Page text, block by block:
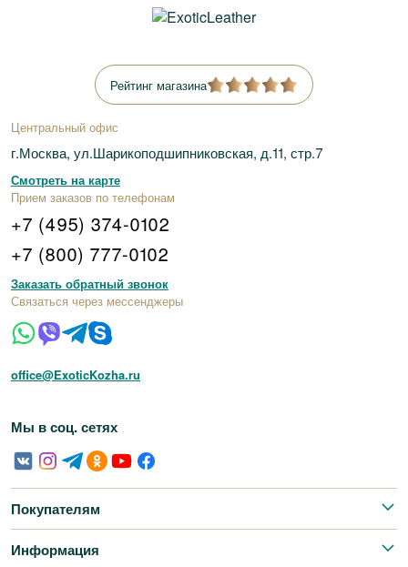
Рейтинг магазина
Центральный офис
г.Москва, ул.Шарикоподшипниковская, д.11, стр.7
Смотреть на карте
Прием заказов по телефонам
+7 (495) 374-0102
+7 (800) 777-0102
Заказать обратный звонок
Связаться через мессенджеры
office@ExoticKozha.ru
Мы в соц. сетях
Покупателям
Информация